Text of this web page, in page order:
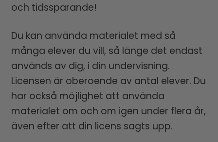
och tidssparande!
Du kan använda materialet med så
många elever du vill, så länge det endast
används av dig, i din undervisning.
Licensen är oberoende av antal elever. Du
har också möjlighet att använda
materialet om och om igen under flera år,
även efter att din licens sagts upp.